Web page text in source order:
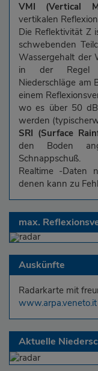
VMI (Vertical
vertikalen
Die Reflektivität Z
schwebenden
Wassergehalt der
in der Regel
Niederschläge am
einem
wo es über 50
werden
SRI (Surface
den Boden
Schnappschuß.
Realtime -Daten
denen kann zu
max.
Auskünfte
Radarkarte mit
www.arpa.veneto.it
Aktuelle